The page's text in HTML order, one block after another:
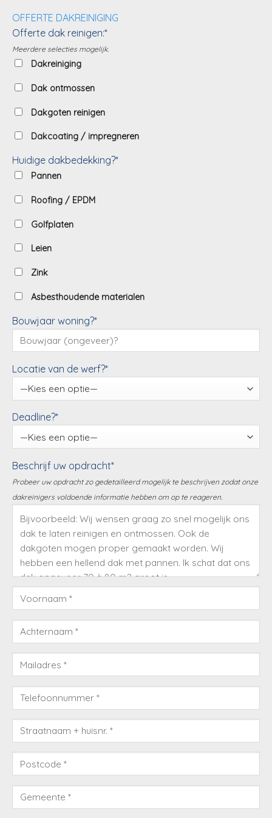
OFFERTE DAKREINIGING
Offerte dak reinigen:*
Meerdere selecties mogelijk.
Dakreiniging
Dak ontmossen
Dakgoten reinigen
Dakcoating / impregneren
Huidige dakbedekking?*
Pannen
Roofing / EPDM
Golfplaten
Leien
Zink
Asbesthoudende materialen
Bouwjaar woning?*
Locatie van de werf?*
Deadline?*
Beschrijf uw opdracht*
Probeer uw opdracht zo gedetailleerd mogelijk te beschrijven zodat onze
dakreinigers voldoende informatie hebben om op te reageren.